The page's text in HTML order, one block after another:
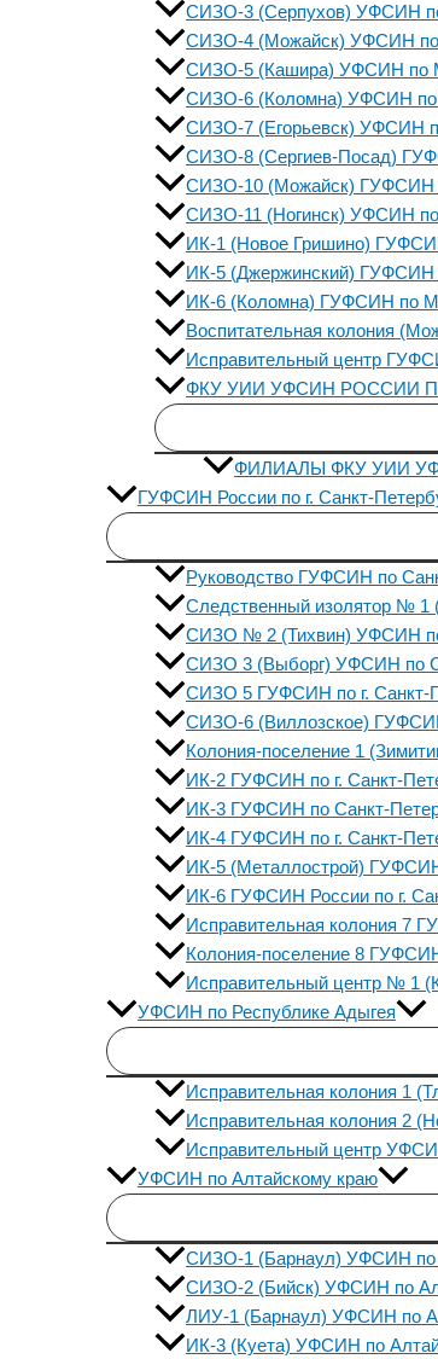
СИЗО-3 (Серпухов) УФСИН
СИЗО-4 (Можайск) УФСИН по
СИЗО-5 (Кашира) УФСИН по
СИЗО-6 (Коломна) УФСИН по
СИЗО-7 (Егорьевск) УФСИН
СИЗО-8 (Сергиев-Посад)
СИЗО-10 (Можайск) ГУФСИН
СИЗО-11 (Ногинск) УФСИН по
ИК-1 (Новое Гришино)
ИК-5 (Джержинский) ГУФСИН
ИК-6 (Коломна) ГУФСИН по
Воспитательная колония
Исправительный центр
ФКУ УИИ УФСИН РОССИИ
ФИЛИАЛЫ ФКУ УИИ
ГУФСИН России по г. Санкт-
Руководство ГУФСИН по
Следственный изолятор № 1
СИЗО № 2 (Тихвин) УФСИН по
СИЗО 3 (Выборг) УФСИН по
СИЗО 5 ГУФСИН по г. Санкт-
СИЗО-6 (Виллозское) ГУФСИН
Колония-поселение 1
ИК-2 ГУФСИН по г. Санкт-
ИК-3 ГУФСИН по Санкт-
ИК-4 ГУФСИН по г. Санкт-
ИК-5 (Металлострой) ГУФСИН
ИК-6 ГУФСИН России по г.
Исправительная колония 7
Колония-поселение 8
Исправительный центр № 1
УФСИН по Республике Адыгея
Исправительная колония 1
Исправительная колония 2
Исправительный центр
УФСИН по Алтайскому краю
СИЗО-1 (Барнаул) УФСИН по
СИЗО-2 (Бийск) УФСИН по
ЛИУ-1 (Барнаул) УФСИН по
ИК-3 (Куета) УФСИН по